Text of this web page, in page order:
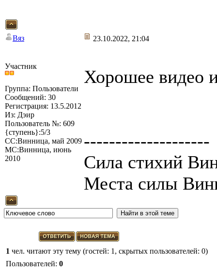
Вяз 23.10.2022, 21:04
Участник
Группа: Пользователи
Сообщений: 30
Регистрация: 13.5.2012
Из: Дэир
Пользователь №: 609
{ступень}:5/3
СС:Винница, май 2009
МС:Винница, июнь
2010
Хорошее видео
--------------------
Сила стихий
Места силы
1 чел. читают эту тему (гостей: 1, скрытых пользователей: 0)
Пользователей: 0